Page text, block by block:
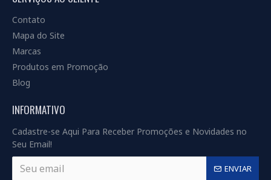
Contato
Mapa do Site
Marcas
Produtos em Promoção
Blog
INFORMATIVO
Cadastre-se Aqui Para Receber Promoções e Novidades no
Seu Email!
ENVIAR